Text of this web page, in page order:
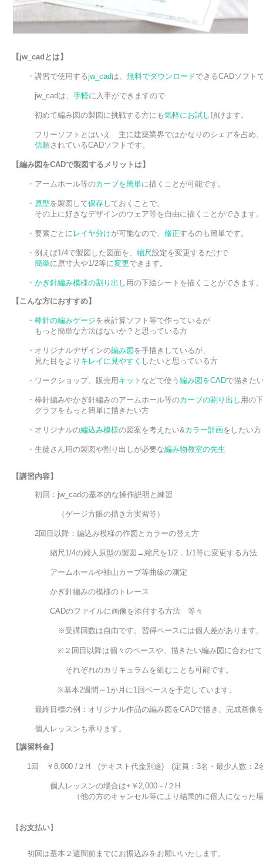
・講習で使用するjw_cadは、 無料でダウンロードできるCADソフト
jw_cadは、 手軽に入手ができますので
初めて編み図の製図に挑戦する方にも気軽にお試し頂けます。
フリーソフトとはいえ　主に建築業界ではかなりのシェアを占め、
信頼されているCADソフトです。
【編み図をCADで製図するメリットは】
・アームホール等のカーブを簡単に描くことが可能です。
・ 原型を製図して保存 しておくことで、
その上に好きなデザインのウェア等を自由に描くことができます。
・要素ごとに レイヤ分けが可能なので、 修正するのも簡単です。
・例えば1/4で製図した図面を、 縮尺設定を変更するだけで
簡単に原寸大や1/2等に変更できます。
・ かぎ針編み模様の割り出し 用の下絵シートを描くことができます。
【こんな方におすすめ】
・ 棒針の編みゲージを表計算ソフト等で作っているが
もっと簡単な方法はないか？と思っている方
・オリジナルデザインの編み図 を手描きしているが、
見た目をより キレイに見やすく したいと思っている方
・ワークショップ、販売用 キット などで使う 編み図をCADで描きた
・棒針編みやかぎ針編みのアームホール等のカーブの割り出し 用の
グラフをもっと簡単に描きたい方
・オリジナルの編込み模様の図案を考えたい&カラー計画をしたい方
・生徒さん用の製図や割り出しが必要な編み物教室の先生
初回：jw_cadの基本的な操作説明と練習
（ゲージ方眼の描き方実習等）
2回目以降：編込み模様の作図とカラーの替え方
縮尺1/4の婦人原型の製図→縮尺を1/2．1/1等に変更する方法
アームホールや袖山カーブ等曲線の測定
かぎ針編みの模様のトレース
CADのファイルに画像を添付する方法　等々
※受講回数は自由です。習得ペースには個人差があります。
※２回目以降は個々のペースや、描きたい編み図に合わせて
それぞれのカリキュラムを組むことも可能です。
※基本2週間～1か月に1回ペースを予定しています。
最終目標の例：オリジナル作品の編み図をCADで描き、完成画像を
個人レッスンも承ります。
【講習料金】
1回　￥8,000 /２H　(テキスト代金別途)　(定員：3名・最少人数：
個人レッスンの場合は+￥2,000－/２H
（他の方のキャンセル等により結果的に個人になった場
【 お支払い】
初回は基本２週間前までにお振込みをお願いいたします。